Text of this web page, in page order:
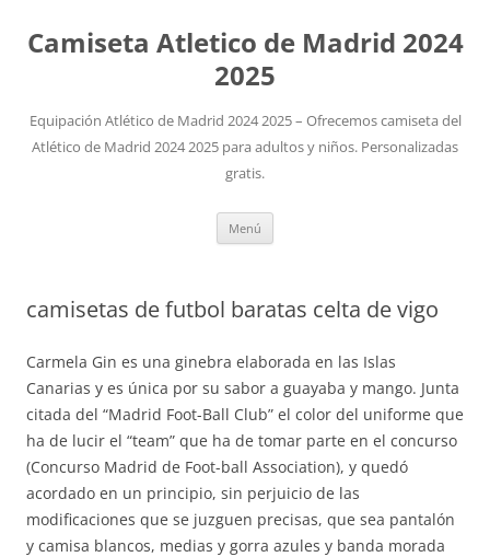
Camiseta Atletico de Madrid 2024
2025
Equipación Atlético de Madrid 2024 2025 – Ofrecemos camiseta del
Atlético de Madrid 2024 2025 para adultos y niños. Personalizadas
gratis.
Menú
camisetas de futbol baratas celta de vigo
Carmela Gin es una ginebra elaborada en las Islas
Canarias y es única por su sabor a guayaba y mango. Junta
citada del “Madrid Foot-Ball Club” el color del uniforme que
ha de lucir el “team” que ha de tomar parte en el concurso
(Concurso Madrid de Foot-ball Association), y quedó
acordado en un principio, sin perjuicio de las
modificaciones que se juzguen precisas, que sea pantalón
y camisa blancos, medias y gorra azules y banda morada